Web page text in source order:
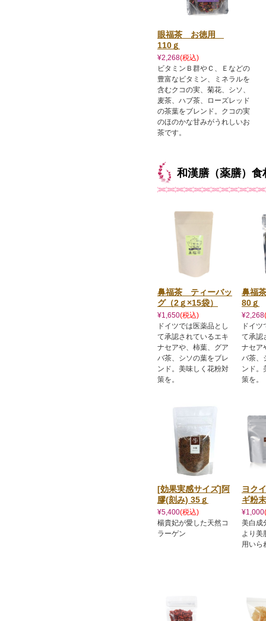
眼福茶 お徳用
110ｇ
¥2,268(税込)
ビタミンＢ群やＣ、Ｅなどの
豊富なビタミン、ミネラルを
含むクコの実、菊花、シソ、
麦茶、ハブ茶、ローズレッド
の茶葉をブレンド。クコの実
のほのかな甘みがうれしいお
茶です。
和漢膳（薬膳）食
鼻福茶 ティーバッ
グ（2ｇ×15袋）
¥1,650(税込)
ドイツでは医薬品とし
て承認されているエキ
ナセアや、柿葉、グア
バ茶、シソの葉をブレ
ンド。美味しく花粉対
策を。
鼻福
80ｇ
¥2,268
ドイ
て承認
ナセア
バ茶、
ンド。
策を。
[効果実感サイズ]阿
膠(刻み) 35ｇ
¥5,400(税込)
楊貴妃が愛した天然コ
ラーゲン
ヨク
ギ粉
¥1,000
美白成
より美
用いら